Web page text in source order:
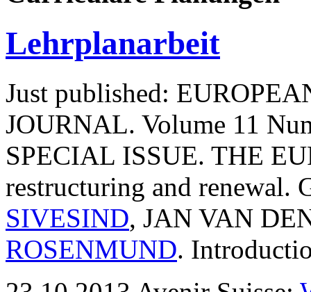
Lehrplanarbeit
Just published:
JOURNAL. Volume 11
SPECIAL ISSUE. THE
restructuring and renewal.
SIVESIND, JAN VAN
ROSENMUND.